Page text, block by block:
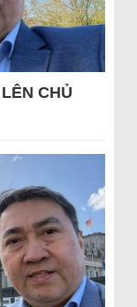
CHỦ